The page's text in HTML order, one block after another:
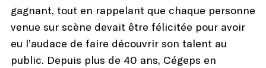
gagnant, tout en rappelant que chaque personne
venue sur scène devait être félicitée pour avoir
eu l’audace de faire découvrir son talent au
public. Depuis plus de 40 ans, Cégeps en